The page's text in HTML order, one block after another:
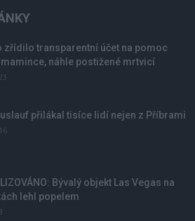
zřídilo transparentní účet na pomoc
náhle postižené mrtvicí
přilákal tisíce lidí nejen z Příbrami
Bývalý objekt Las Vegas na
lehl popelem